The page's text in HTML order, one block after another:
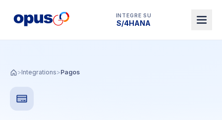
INTEGRE SU
Dynamics 365 BC
>Integrations>Pagos